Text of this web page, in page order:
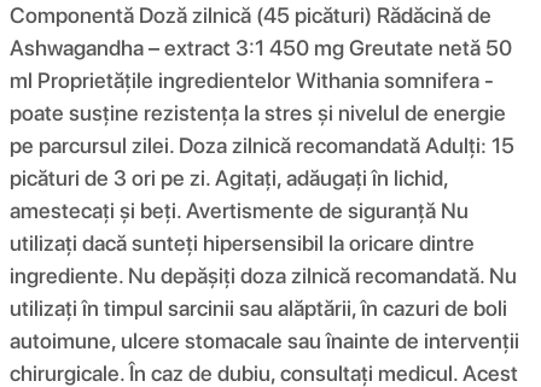
Componentă Doză zilnică (45 picături) Rădăcină de
Ashwagandha – extract 3:1 450 mg Greutate netă 50
ml Proprietățile ingredientelor Withania somnifera -
poate susține rezistența la stres și nivelul de energie
pe parcursul zilei. Doza zilnică recomandată Adulți: 15
picături de 3 ori pe zi. Agitați, adăugați în lichid,
amestecați și beți. Avertismente de siguranță Nu
utilizați dacă sunteți hipersensibil la oricare dintre
ingrediente. Nu depășiți doza zilnică recomandată. Nu
utilizați în timpul sarcinii sau alăptării, în cazuri de boli
autoimune, ulcere stomacale sau înainte de intervenții
chirurgicale. În caz de dubiu, consultați medicul. Acest